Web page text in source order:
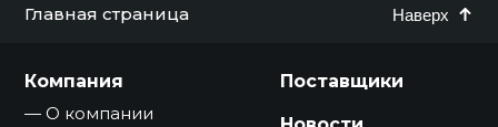
Главная страница Наверх
Компания
О компании
Поставщики